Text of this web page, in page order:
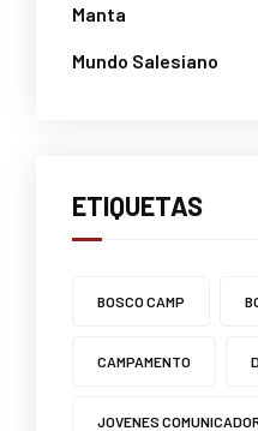
Manta
Mundo Salesiano
ETIQUETAS
BOSCO CAMP
CAMPAMENTO
JOVENES